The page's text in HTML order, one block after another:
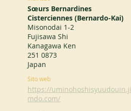
Sœurs Bernardines
Cisterciennes (Bernardo-Kai)
Misonodai 1-2
Fujisawa Shi
Kanagawa Ken
251 0873
Japan
Sito web
https://uminohoshisyuudouin.ji
mdo.com/